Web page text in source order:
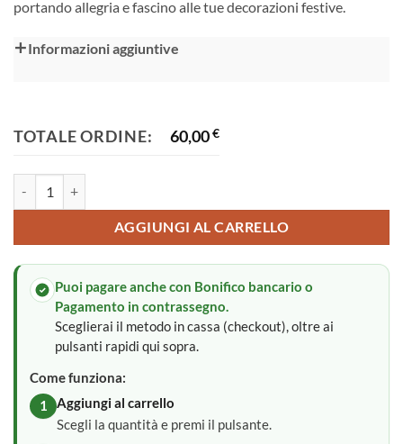
portando allegria e fascino alle tue decorazioni festive.
Informazioni aggiuntive
TOTALE ORDINE: 60,00€
AGGIUNGI AL CARRELLO
Alternative:
Puoi pagare anche con Bonifico bancario o
Pagamento in contrassegno.
Sceglierai il metodo in cassa (checkout), oltre ai
pulsanti rapidi qui sopra.
Come funziona:
1
Aggiungi al carrello
Scegli la quantità e premi il pulsante.